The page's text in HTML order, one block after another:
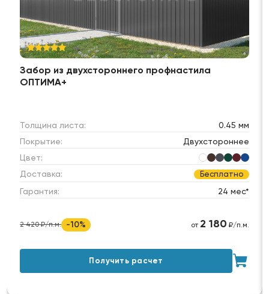
Забор из двухстороннего профнастила
ОПТИМА+
Толщина листа:
0.45 мм
Покрытие:
Двухстороннее
Цвет:
Доставка:
Бесплатно
Гарантия: 24 мес*
2 420 ₽/п.м. -10% от 2 180 ₽/п.м.
Получить расчет